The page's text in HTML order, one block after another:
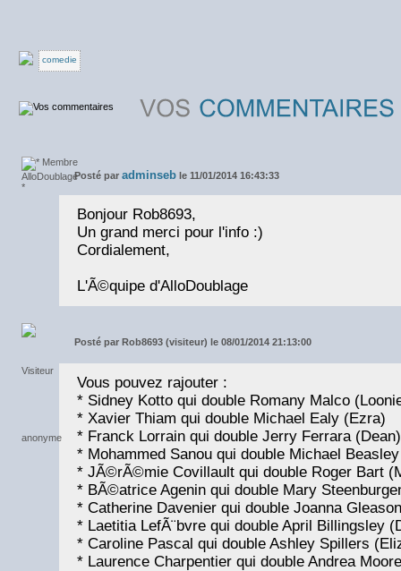
comedie
Posté par adminseb le 11/01/2014 16:43:33
Bonjour Rob8693,
Un grand merci pour l'info :)
Cordialement,
L'Ã©quipe d'AlloDoublage
Posté par Rob8693 (visiteur) le 08/01/2014 21:13:00
Vous pouvez rajouter :
* Sidney Kotto qui double Romany Malco
* Xavier Thiam qui double Michael Ealy (Ezra)
* Franck Lorrain qui double Jerry Ferrara (Dean)
* Mohammed Sanou qui double Michael
* JÃ©rÃ©mie Covillault qui double Roger Bart
* BÃ©atrice Agenin qui double Mary
* Catherine Davenier qui double Joanna
* Laetitia LefÃ¨bvre qui double April Billingsley
* Caroline Pascal qui double Ashley Spillers
* Laurence Charpentier qui double Andrea